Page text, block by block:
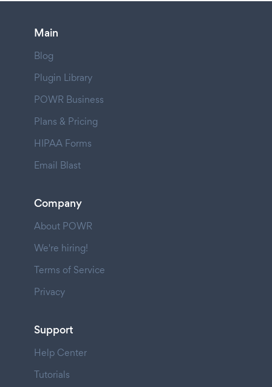
Main
Blog
Plugin Library
POWR Business
Plans & Pricing
HIPAA Forms
Email Blast
Company
About POWR
We're hiring!
Terms of Service
Privacy
Support
Help Center
Tutorials